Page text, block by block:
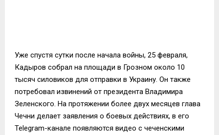
Уже спустя сутки после начала войны, 25 февраля,
Кадыров собрал на площади в Грозном около 10
тысяч силовиков для отправки в Украину. Он также
потребовал извинений от президента Владимира
Зеленского. На протяжении более двух месяцев глава
Чечни делает заявления о боевых действиях, в его
Telegram-канале появляются видео с чеченскими